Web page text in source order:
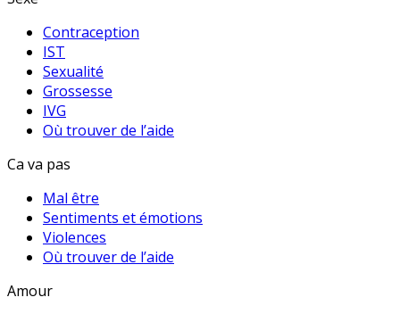
Contraception
IST
Sexualité
Grossesse
IVG
Où trouver de l’aide
Ca va pas
Mal être
Sentiments et émotions
Violences
Où trouver de l’aide
Amour